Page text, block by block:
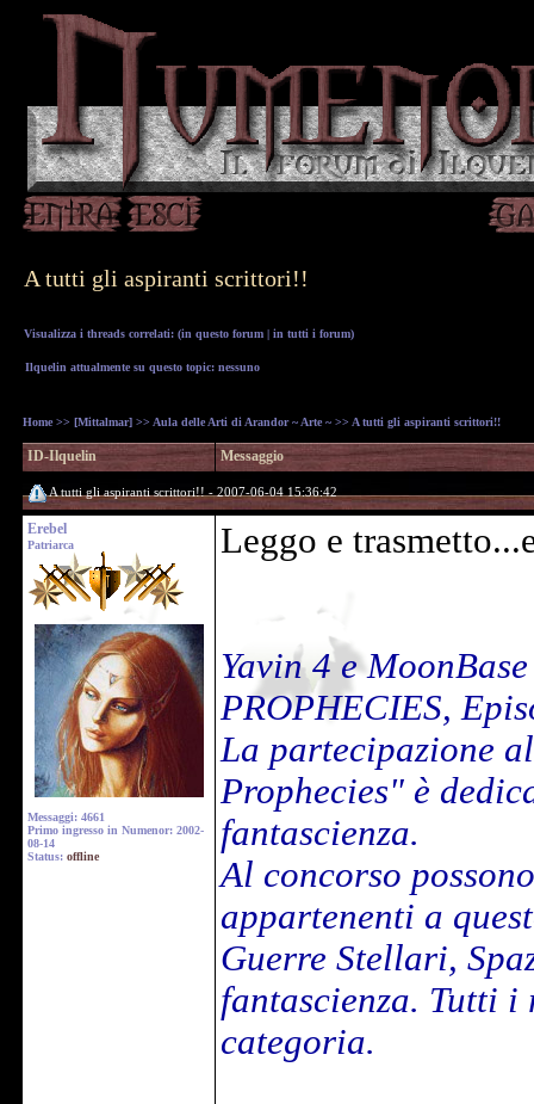
A tutti gli aspiranti scrittori!!
Visualizza i threads correlati: (in questo forum | in tutti i forum)
Ilquelin attualmente su questo topic: nessuno
Home >> [Mittalmar] >> Aula delle Arti di Arandor ~ Arte ~ >> A tutti gli aspiranti scrittori!!
ID-Ilquelin Messaggio
A tutti gli aspiranti scrittori!! - 2007-06-04 15:36:42
Erebel
Patriarca
Messaggi: 4661
Primo ingresso in Numenor: 2002-
08-14
Status: offline
Leggo e
Yavin 4 e
PROPHECIES,
La partecipazione
Prophecies" è
fantascienza.
Al concorso
appartenenti a
Guerre Stellari,
fantascienza. Tutti
categoria.